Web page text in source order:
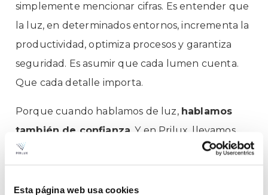
Esta página web usa cookies
simplemente mencionar cifras. Es entender que
la luz, en determinados entornos, incrementa la
productividad, optimiza procesos y garantiza
seguridad. Es asumir que cada lumen cuenta.
Que cada detalle importa.
Porque cuando hablamos de luz, hablamos
también de confianza . Y en Prilux, llevamos
más de tres décadas diseñando soluciones que
iluminan con inteligencia.